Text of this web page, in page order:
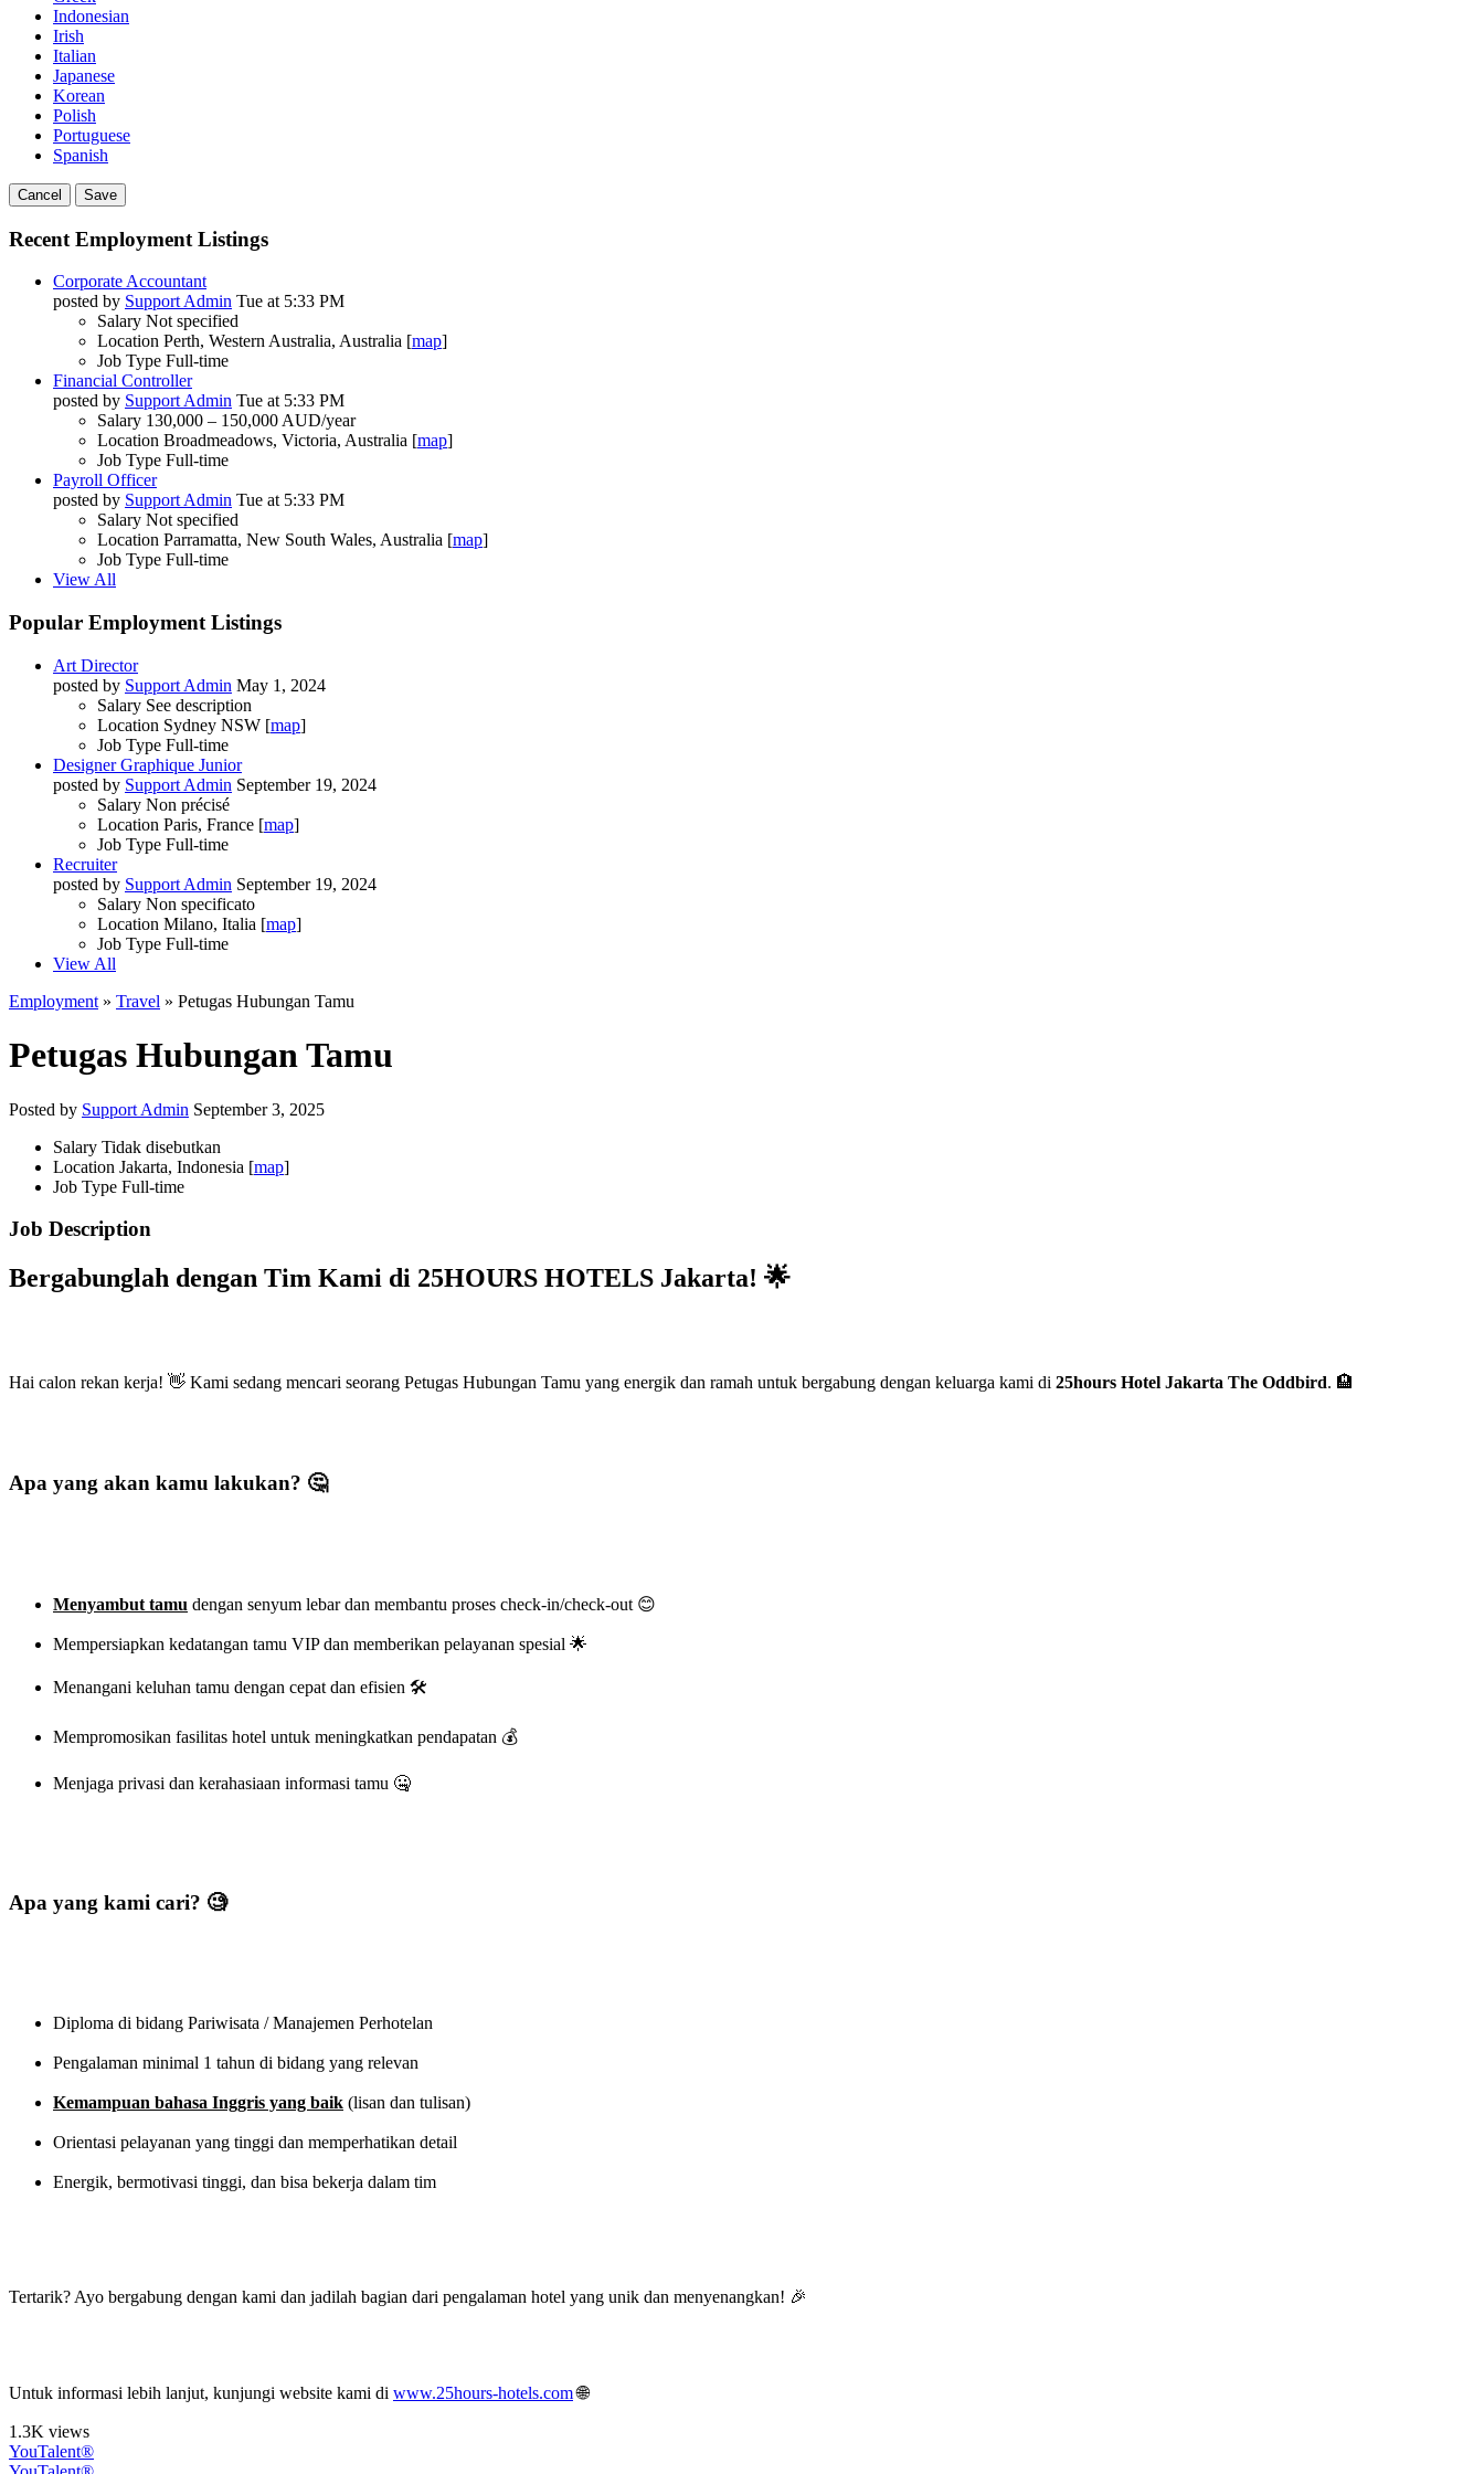
Indonesian
Irish
Italian
Japanese
Korean
Polish
Portuguese
Spanish
Cancel Save
Recent Employment Listings
Corporate Accountant
posted by Support Admin Tue at 5:33 PM
Salary Not specified
Location Perth, Western Australia, Australia [map]
Job Type Full-time
Financial Controller
posted by Support Admin Tue at 5:33 PM
Salary 130,000 – 150,000 AUD/year
Location Broadmeadows, Victoria, Australia [map]
Job Type Full-time
Payroll Officer
posted by Support Admin Tue at 5:33 PM
Salary Not specified
Location Parramatta, New South Wales, Australia [map]
Job Type Full-time
View All
Popular Employment Listings
Art Director
posted by Support Admin May 1, 2024
Salary See description
Location Sydney NSW [map]
Job Type Full-time
Designer Graphique Junior
posted by Support Admin September 19, 2024
Salary Non précisé
Location Paris, France [map]
Job Type Full-time
Recruiter
posted by Support Admin September 19, 2024
Salary Non specificato
Location Milano, Italia [map]
Job Type Full-time
View All
Employment » Travel » Petugas Hubungan Tamu
Petugas Hubungan Tamu
Posted by Support Admin September 3, 2025
Salary Tidak disebutkan
Location Jakarta, Indonesia [map]
Job Type Full-time
Job Description
Bergabunglah dengan Tim Kami di 25HOURS HOTELS Jakarta! 🌟
Hai calon rekan kerja! 👋 Kami sedang mencari seorang Petugas Hubungan Tamu yang energik dan ramah untuk bergabung dengan keluarga kami di 25hours Hotel Jakarta The Oddbird. 🏨
Apa yang akan kamu lakukan? 🤔
Menyambut tamu dengan senyum lebar dan membantu proses check-in/check-out 😊
Mempersiapkan kedatangan tamu VIP dan memberikan pelayanan spesial 🌟
Menangani keluhan tamu dengan cepat dan efisien 🛠️
Mempromosikan fasilitas hotel untuk meningkatkan pendapatan 💰
Menjaga privasi dan kerahasiaan informasi tamu 🤐
Apa yang kami cari? 🧐
Diploma di bidang Pariwisata / Manajemen Perhotelan
Pengalaman minimal 1 tahun di bidang yang relevan
Kemampuan bahasa Inggris yang baik (lisan dan tulisan)
Orientasi pelayanan yang tinggi dan memperhatikan detail
Energik, bermotivasi tinggi, dan bisa bekerja dalam tim
Tertarik? Ayo bergabung dengan kami dan jadilah bagian dari pengalaman hotel yang unik dan menyenangkan! 🎉
Untuk informasi lebih lanjut, kunjungi website kami di www.25hours-hotels.com🌐
1.3K views
YouTalent®